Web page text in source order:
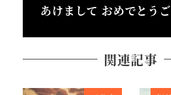
あけまして おめでとう
関連記事